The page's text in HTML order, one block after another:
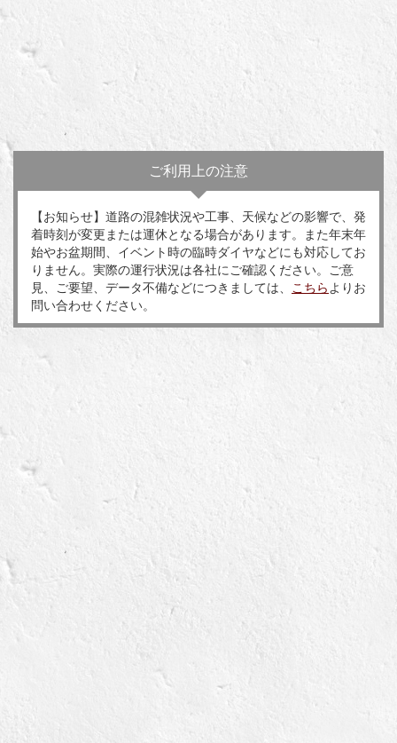
ご利用上の注意
【お知らせ】道路の混雑状況や工事、天候などの影響で、発
着時刻が変更または運休となる場合があります。また年末年
始やお盆期間、イベント時の臨時ダイヤなどにも対応してお
りません。実際の運行状況は各社にご確認ください。ご意
見、ご要望、データ不備などにつきましては、
こちら よりお
問い合わせください。